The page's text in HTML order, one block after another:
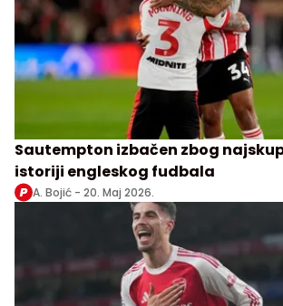
Sautempton izbačen zbog
istoriji engleskog fudbala
A. Bojić - 20. Maj 2026.